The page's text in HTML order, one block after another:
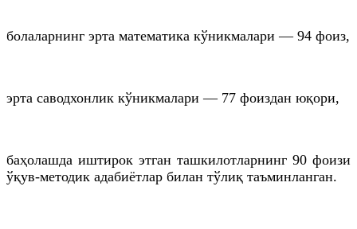
болаларнинг эрта математика кўникмалари — 94 фоиз,
эрта саводхонлик кўникмалари — 77 фоиздан юқори,
баҳолашда иштирок этган ташкилотларнинг 90 фоизи
ўқув-методик адабиётлар билан тўлиқ таъминланган.